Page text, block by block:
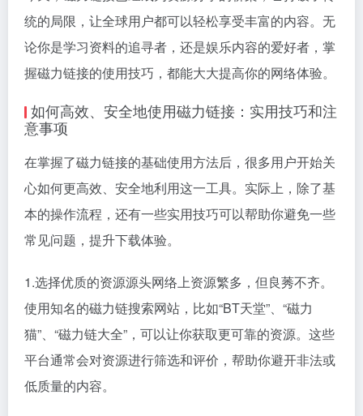
统的局限，让全球用户都可以轻松享受丰富的内容。无
论你是学习资料的追寻者，还是娱乐内容的爱好者，掌
握磁力链接的使用技巧，都能大大提高你的网络体验。
如何高效、安全地使用磁力链接：实用技巧和注
意事项
在掌握了磁力链接的基础使用方法后，很多用户开始关
心如何更高效、安全地利用这一工具。实际上，除了基
本的操作流程，还有一些实用技巧可以帮助你避免一些
常见问题，提升下载体验。
1.选择优质的资源源头网络上资源繁多，但良莠不齐。
使用知名的磁力链搜索网站，比如“BT天堂”、“磁力
猫”、“磁力链大全”，可以让你获取更可靠的资源。这些
平台通常会对资源进行筛选和评价，帮助你避开非法或
低质量的内容。